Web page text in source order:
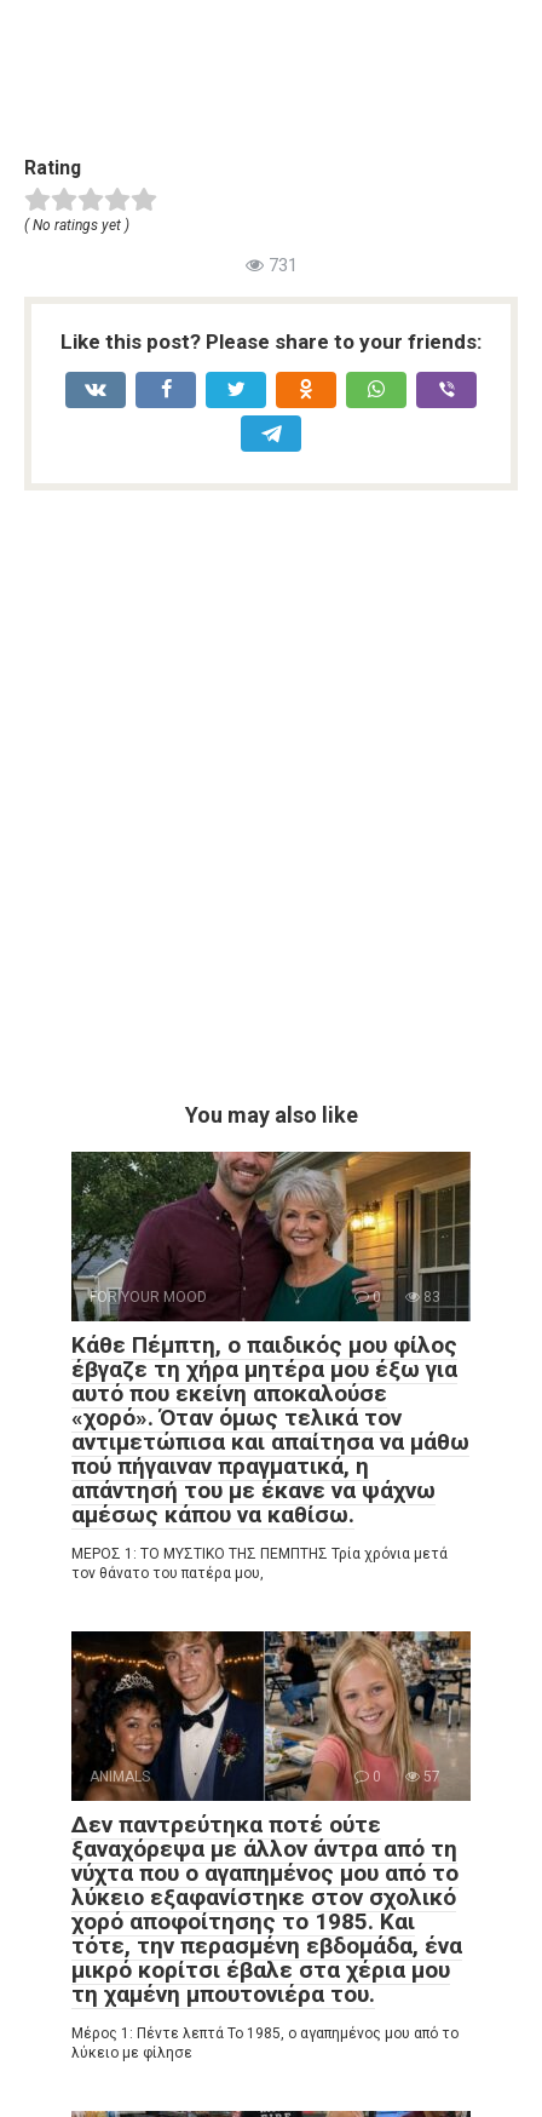
Rating
( No ratings yet )
731
Like this post? Please share to your friends:
You may also like
FOR YOUR MOOD 0 83
Κάθε Πέμπτη, ο παιδικός μου φίλος
έβγαζε τη χήρα μητέρα μου έξω για
αυτό που εκείνη αποκαλούσε
«χορό». Όταν όμως τελικά τον
αντιμετώπισα και απαίτησα να μάθω
πού πήγαιναν πραγματικά, η
απάντησή του με έκανε να ψάχνω
αμέσως κάπου να καθίσω.
ΜΕΡΟΣ 1: ΤΟ ΜΥΣΤΙΚΟ ΤΗΣ ΠΕΜΠΤΗΣ Τρία χρόνια μετά
τον θάνατο του πατέρα μου,
ANIMALS 0 57
Δεν παντρεύτηκα ποτέ ούτε
ξαναχόρεψα με άλλον άντρα από τη
νύχτα που ο αγαπημένος μου από το
λύκειο εξαφανίστηκε στον σχολικό
χορό αποφοίτησης το 1985. Και
τότε, την περασμένη εβδομάδα, ένα
μικρό κορίτσι έβαλε στα χέρια μου
τη χαμένη μπουτονιέρα του.
Μέρος 1: Πέντε λεπτά Το 1985, ο αγαπημένος μου από το
λύκειο με φίλησε